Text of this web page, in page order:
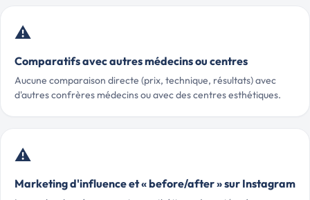
⚠️
Comparatifs avec autres médecins ou centres
Aucune comparaison directe (prix, technique, résultats) avec
d'autres confrères médecins ou avec des centres esthétiques.
⚠️
Marketing d'influence et « before/after » sur Instagram